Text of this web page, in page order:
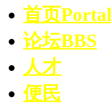
首页Portal
论坛BBS
人才
便民